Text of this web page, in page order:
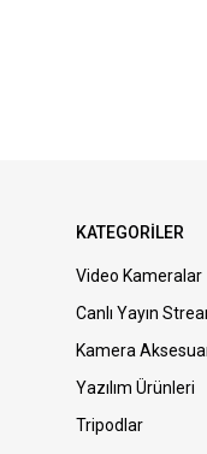
KATEGORİLER
Video Kameralar
Canlı Yayın
Kamera
Yazılım Ürünleri
Tripodlar